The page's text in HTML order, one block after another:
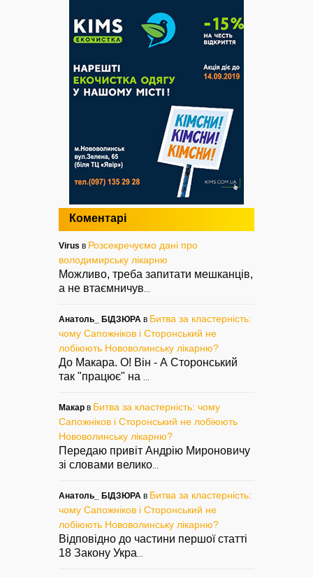
Коментарі
Virus в Розсекречуємо дані про
володимирську лікарню
Можливо, треба запитати мешканців,
а не втаємничув...
Анатоль_ БІДЗЮРА в Битва за кластерність:
чому Сапожніков і Сторонський не
лобіюють Нововолинську лікарню?
До Макара. О! Він - А Сторонський
так "працює" на ...
Макар в Битва за кластерність: чому
Сапожніков і Сторонський не лобіюють
Нововолинську лікарню?
Передаю привіт Андрію Мироновичу
зі словами велико...
Анатоль_ БІДЗЮРА в Битва за кластерність:
чому Сапожніков і Сторонський не
лобіюють Нововолинську лікарню?
Відповідно до частини першої статті
18 Закону Укра...